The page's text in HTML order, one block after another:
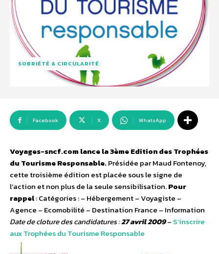
SOBRIÉTÉ & CIRCULARITÉ
Facebook X WhatsApp
Voyages-sncf.com lance la 3ème Edition des Trophées
du Tourisme Responsable.Présidée par Maud Fontenoy,
cette troisième édition est placée sous le signe de
l’action et non plus de la seule sensibilisation.Pour
rappel: Catégories : – Hébergement – Voyagiste –
Agence – Ecomobilité – Destination France – Information
Date de cloture des candidatures :27 avril 2009– S’inscrire
aux Trophées du Tourisme Responsable